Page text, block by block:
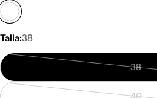
Talla:38
38